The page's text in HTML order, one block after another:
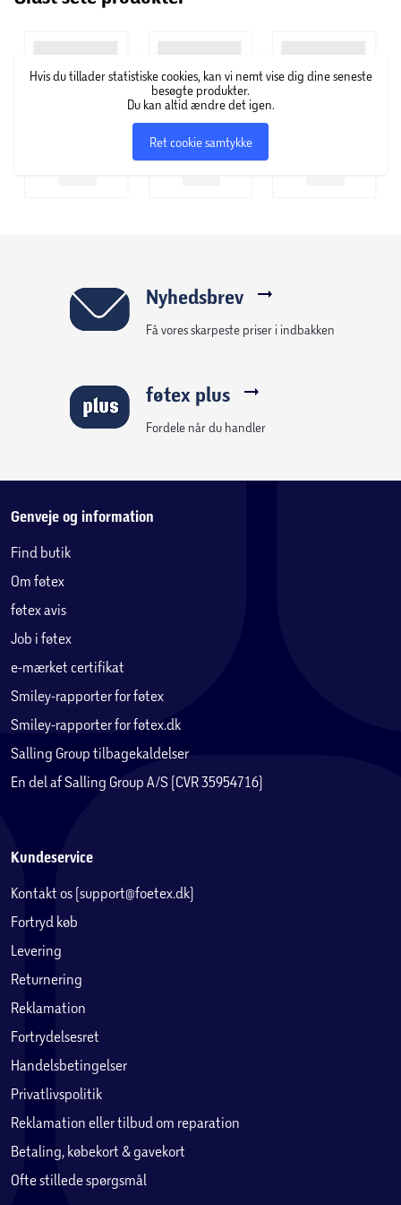
Hvis du tillader statistiske cookies, kan vi nemt vise dig dine seneste
besøgte produkter.
Du kan altid ændre det igen.
Ret cookie samtykke
Nyhedsbrev
Få vores skarpeste priser i indbakken
føtex plus
Fordele når du handler
Genveje og information
Find butik
Om føtex
føtex avis
Job i føtex
e-mærket certifikat
Smiley-rapporter for føtex
Smiley-rapporter for føtex.dk
Salling Group tilbagekaldelser
En del af Salling Group A/S (CVR 35954716)
Kundeservice
Kontakt os (support@foetex.dk)
Fortryd køb
Levering
Returnering
Reklamation
Fortrydelsesret
Handelsbetingelser
Privatlivspolitik
Reklamation eller tilbud om reparation
Betaling, købekort & gavekort
Ofte stillede spørgsmål